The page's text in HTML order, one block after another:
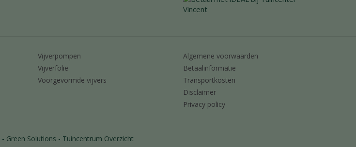
Vijverpompen
Vijverfolie
Voorgevormde vijvers
Algemene voorwaarden
Betaalinformatie
Transportkosten
Disclaimer
Privacy policy
Green Solutions Tuincentrum Overzicht